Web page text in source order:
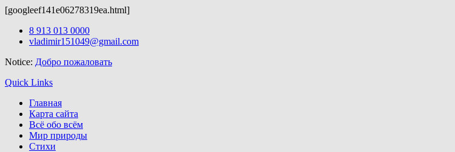
[googleef141e06278319ea.html]
Skip
8 913 013 0000
vladimir151049@gmail.com
Notice: Добро пожаловать
Quick Links
Главная
Карта сайта
Всё обо всём
Мир природы
Стихи